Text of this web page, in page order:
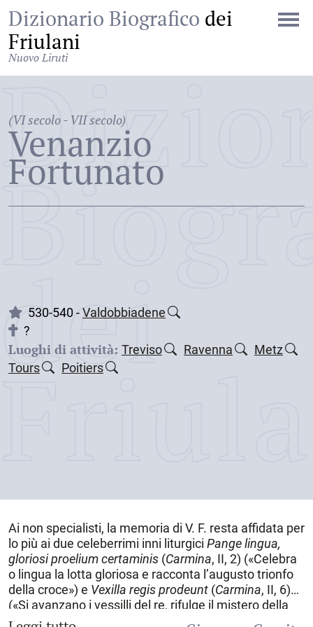
Dizionario Biografico dei
Friulani
Nuovo Liruti
(VI secolo - VII secolo)
Venanzio
Fortunato
dei
530-540 -Valdobbiadene
?
Luoghi di attività: Treviso Ravenna
Metz
Tours
Poitiers
Ai non specialisti, la memoria di V. F. resta affidata per
lo più ai due celeberrimi inni liturgici Pange lingua,
gloriosi proelium certaminis (Carmina, II, 2) («Celebra
o lingua la lotta gloriosa e racconta l’augusto trionfo
della croce») e Vexilla regis prodeunt (Carmina, II, 6)
(«Si avanzano i vessilli del re, rifulge il mistero della
croce»), dove il poeta ha saputo coniugare la precisa